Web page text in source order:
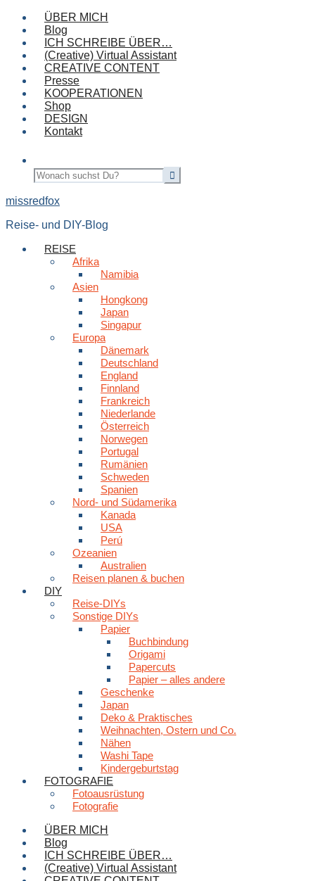
ÜBER MICH
Blog
ICH SCHREIBE ÜBER…
(Creative) Virtual Assistant
CREATIVE CONTENT
Presse
KOOPERATIONEN
Shop
DESIGN
Kontakt
missredfox
Reise- und DIY-Blog
REISE
Afrika
Namibia
Asien
Hongkong
Japan
Singapur
Europa
Dänemark
Deutschland
England
Finnland
Frankreich
Niederlande
Österreich
Norwegen
Portugal
Rumänien
Schweden
Spanien
Nord- und Südamerika
Kanada
USA
Perú
Ozeanien
Australien
Reisen planen & buchen
DIY
Reise-DIYs
Sonstige DIYs
Papier
Buchbindung
Origami
Papercuts
Papier – alles andere
Geschenke
Japan
Deko & Praktisches
Weihnachten, Ostern und Co.
Nähen
Washi Tape
Kindergeburtstag
FOTOGRAFIE
Fotoausrüstung
Fotografie
ÜBER MICH
Blog
ICH SCHREIBE ÜBER…
(Creative) Virtual Assistant